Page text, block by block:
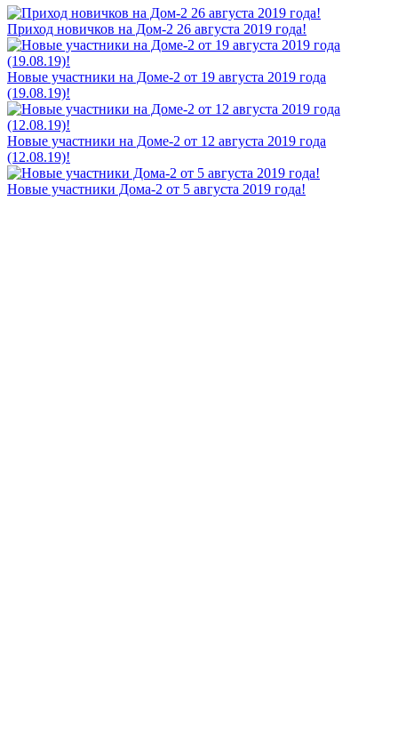
Приход новичков на Дом-2 26 августа 2019 года!
Новые участники на Доме-2 от 19 августа 2019 года
(19.08.19)!
Новые участники на Доме-2 от 12 августа 2019 года
(12.08.19)!
Новые участники Дома-2 от 5 августа 2019 года!